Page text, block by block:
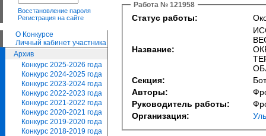
Восстановление пароля
Регистрация на сайте
О Конкурсе
Личный кабинет участника
Архив
Конкурс 2025-2026 года
Конкурс 2024-2025 года
Конкурс 2023-2024 года
Конкурс 2022-2023 года
Конкурс 2021-2022 года
Конкурс 2020-2021 года
Конкурс 2019-2020 года
Конкурс 2018-2019 года
Работа № 121958
Статус работы:
Название:
Секция:
Авторы:
Руководитель работы:
Организация: